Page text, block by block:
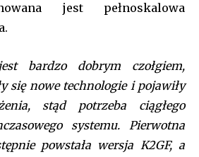
jest pełnoskalowa
bardzo dobrym czołgiem,
się nowe technologie i pojawiły
stąd potrzeba ciągłego
systemu. Pierwotna
powstała wersja K2GF, a